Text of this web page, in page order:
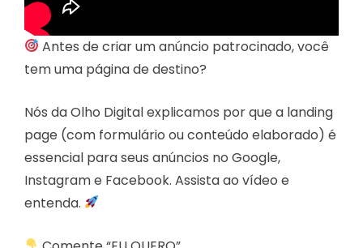
Antes de criar um anúncio patrocinado, você
tem uma página de destino?
Nós da Olho Digital explicamos por que a landing
page (com formulário ou conteúdo elaborado) é
essencial para seus anúncios no Google,
Instagram e Facebook. Assista ao vídeo e
entenda.